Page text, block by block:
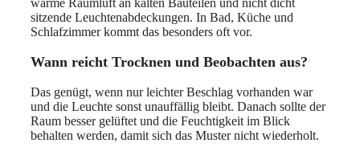
warme Raumluft an kalten Bauteilen und nicht dicht
sitzende Leuchtenabdeckungen. In Bad, Küche und
Schlafzimmer kommt das besonders oft vor.
Wann reicht Trocknen und Beobachten aus?
Das genügt, wenn nur leichter Beschlag vorhanden war
und die Leuchte sonst unauffällig bleibt. Danach sollte der
Raum besser gelüftet und die Feuchtigkeit im Blick
behalten werden, damit sich das Muster nicht wiederholt.